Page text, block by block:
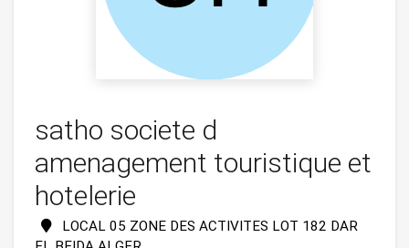
satho societe d
amenagement touristique et
hotelerie
LOCAL 05 ZONE DES ACTIVITES LOT 182 DAR